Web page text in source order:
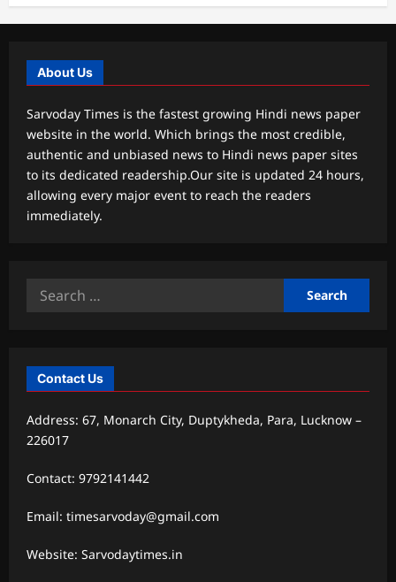
About Us
Sarvoday Times is the fastest growing Hindi news paper
website in the world. Which brings the most credible,
authentic and unbiased news to Hindi news paper sites
to its dedicated readership.Our site is updated 24 hours,
allowing every major event to reach the readers
immediately.
Search
Contact Us
Address: 67, Monarch City, Duptykheda, Para, Lucknow –
226017
Contact: 9792141442
Email: timesarvoday@gmail.com
Website: Sarvodaytimes.in